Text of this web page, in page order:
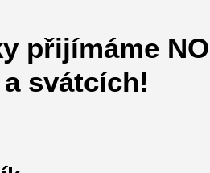
přijímáme
svátcích!